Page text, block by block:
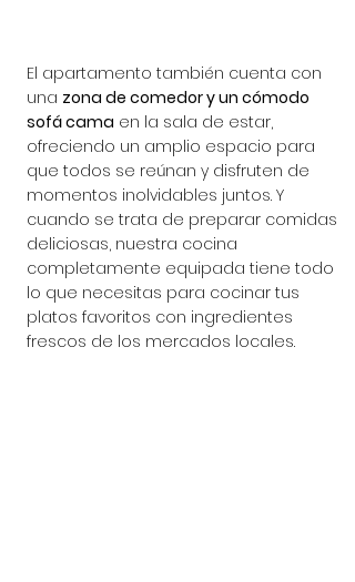
El apartamento también cuenta con
una zona de comedor y un cómodo
sofá cama en la sala de estar,
ofreciendo un amplio espacio para
que todos se reúnan y disfruten de
momentos inolvidables juntos. Y
cuando se trata de preparar comidas
deliciosas, nuestra cocina
completamente equipada tiene todo
lo que necesitas para cocinar tus
platos favoritos con ingredientes
frescos de los mercados locales.